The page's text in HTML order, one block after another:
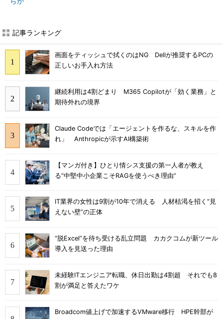
記事ランキング
画面をティッシュで拭くのはNG Dellが推奨するPCの
正しいお手入れ方法
継続利用は4割どまり M365 Copilotが「効く業務」と
期待外れの境界
Claude Codeでは「エージェントを作るな、スキルを作
れ」 Anthropicが示すAI構築術
【マンガ付き】ひとり情シス支援の第一人者が教え
る”中堅中小企業こそRAGを使うべき理由”
IT業界の女性は9割が10年で消える 人材枯渇を招く“見
えない壁”の正体
“脱Excel”を待ち受ける乱立問題 カカクコムが新ツール
導入を見送った理由
未経験ITエンジニア転職、休日出勤は4割超 それでも8
割が満足と答えたワケ
Broadcom値上げで加速するVMware移行 HPE幹部が